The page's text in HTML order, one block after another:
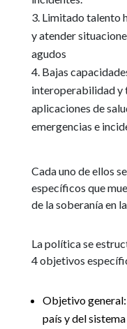
Limitado talento
y atender
agudos
Bajas
interoperabilidad y
aplicaciones de
emergencias e
Cada uno de ellos
específicos que
de la soberanía en
La política se
4 objetivos
Objetivo
país y del